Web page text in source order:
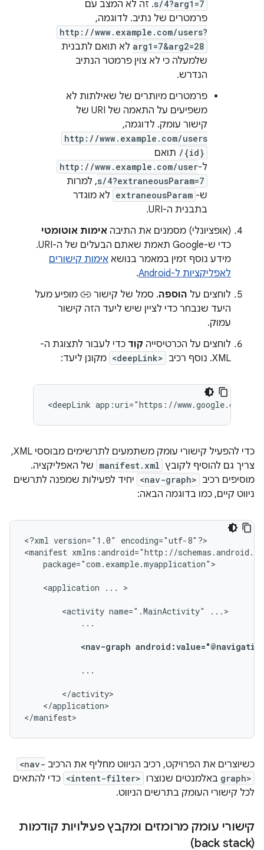
s/4?arg1=7. זה לא המצב עם
פרמטרים של נתיב. לדוגמה,
http://www.example.com/users?
arg1=7&arg2=28 לא תואם לתבנית
שלמעלה כי לא צוין פרמטר הנתיב
הנדרש.
פרמטרים מיותרים של שאילתות לא
משפיעים על התאמה של URI של
קישור עומק. לדוגמה,
http://www.example.com/users
/{id} תואם
ל-http://www.example.com/user
s/4?extraneousParam=7, למרות
ש- extraneousParam לא מוגדר
בתבנית ה-URI.
(אופציונלי) מסמנים את התיבה אימות אוטומטי
כדי ש-Google תאמת שאתם הבעלים של ה-URI.
מידע נוסף זמין במאמר בנושא אימות קישורים
לאפליקציות ל-Android
.
לוחצים על הוספה. סמל של קישור
מופיע מעל
היעד שנבחר כדי לציין שיש ליעד הזה קישור
עמוק.
לוחצים על הכרטיסייה קוד כדי לעבור לתצוגת ה-
XML. נוסף רכיב
<deepLink> מקונן ליעד:
<deepLink app:uri="https://www.google.com"
כדי להפעיל קישורי עומק משתמעים לתרשימים מבוססי XML,
צריך גם להוסיף לקובץ manifest.xml של האפליקציה.
מוסיפים רכיב <nav-graph> יחיד לפעילות שמפנה לתרשים
ניווט קיים, כמו בדוגמה הבאה:
<?xml version="1.0"
encoding="utf-8"?>
<manifest
package="com.example.myapplication">
<application ... >
<activity name=".MainActivity"
...
<nav-graph
...
</application>
</manifest>
כשיוצרים את הפרויקט, רכיב הניווט מחליף את הרכיב <nav-
graph> באלמנטים שנוצרו <intent-filter> כדי להתאים
לכל קישורי העומק בתרשים הניווט.
קישורי עומק מרומזים ומקבץ פעילויות קודמות
(back stack)